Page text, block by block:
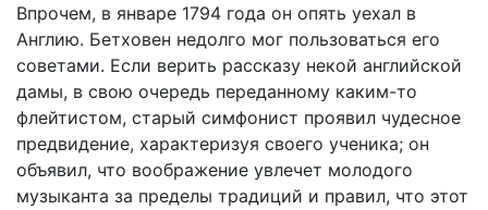
Впрочем, в январе 1794 года он опять уехал в
Англию. Бетховен недолго мог пользоваться его
советами. Если верить рассказу некой английской
дамы, в свою очередь переданному каким-то
флейтистом, старый симфонист проявил чудесное
предвидение, характеризуя своего ученика; он
объявил, что воображение увлечет молодого
музыканта за пределы традиций и правил, что этот